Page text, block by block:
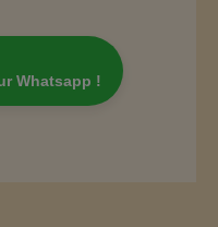
Whatsapp !